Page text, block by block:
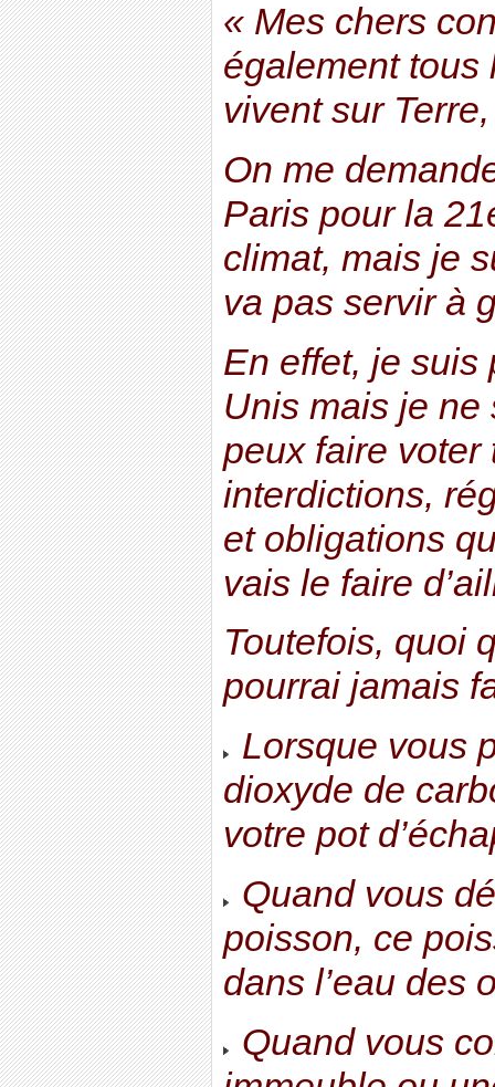
« Mes chers
également tous
vivent sur Terre,
On me
Paris pour la
climat, mais je
va pas servir à
En effet, je suis
Unis mais je ne
peux faire voter
interdictions,
et obligations
vais le faire
Toutefois, quoi
pourrai jamais
Lorsque vous
dioxyde de
votre pot
Quand vous
poisson, ce
dans l’eau des
Quand vous